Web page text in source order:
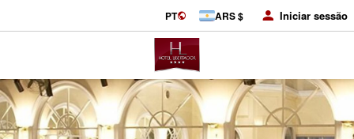
PT ARS $ Iniciar sessão